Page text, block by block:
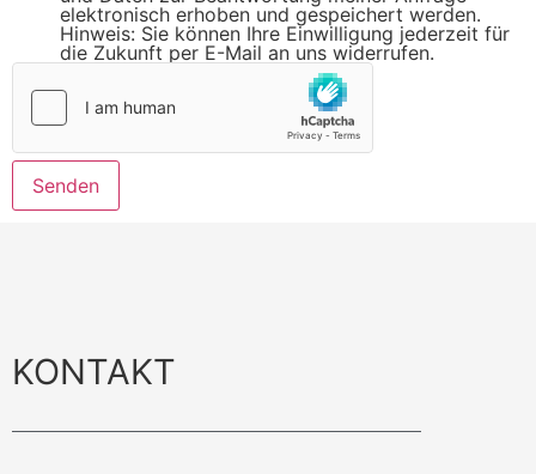
elektronisch erhoben und gespeichert werden.
Hinweis: Sie können Ihre Einwilligung jederzeit für
die Zukunft per E-Mail an uns widerrufen.
Senden
KONTAKT